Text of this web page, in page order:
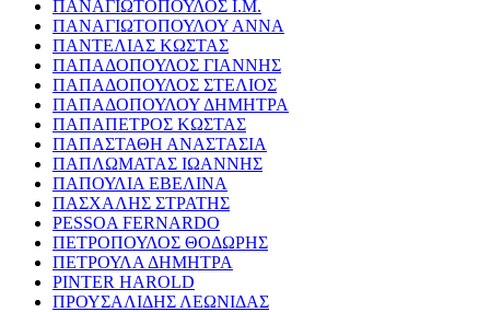
ΠΑΝΑΓΙΩΤΟΠΟΥΛΟΣ Ι.Μ.
ΠΑΝΑΓΙΩΤΟΠΟΥΛΟΥ ΑΝΝΑ
ΠΑΝΤΕΛΙΑΣ ΚΩΣΤΑΣ
ΠΑΠΑΔΟΠΟΥΛΟΣ ΓΙΑΝΝΗΣ
ΠΑΠΑΔΟΠΟΥΛΟΣ ΣΤΕΛΙΟΣ
ΠΑΠΑΔΟΠΟΥΛΟΥ ΔΗΜΗΤΡΑ
ΠΑΠΑΠΕΤΡΟΣ ΚΩΣΤΑΣ
ΠΑΠΑΣΤΑΘΗ ΑΝΑΣΤΑΣΙΑ
ΠΑΠΛΩΜΑΤΑΣ ΙΩΑΝΝΗΣ
ΠΑΠΟΥΛΙΑ ΕΒΕΛΙΝΑ
ΠΑΣΧΑΛΗΣ ΣΤΡΑΤΗΣ
PESSOA FERNARDO
ΠΕΤΡΟΠΟΥΛΟΣ ΘΟΔΩΡΗΣ
ΠΕΤΡΟΥΛΑ ΔΗΜΗΤΡΑ
PINTER HAROLD
ΠΡΟΥΣΑΛΙΔΗΣ ΛΕΩΝΙΔΑΣ